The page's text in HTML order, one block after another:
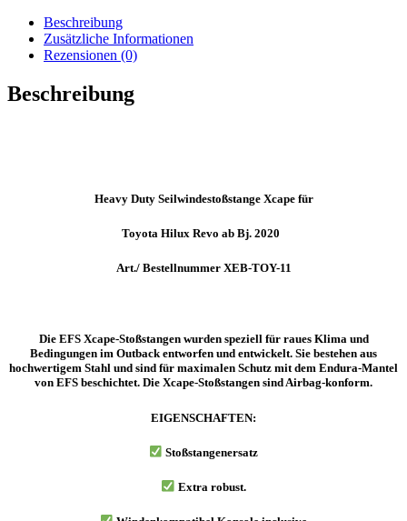
2020
XEB-
11
Menge
Beschreibung
Zusätzliche Informationen
Rezensionen (0)
Beschreibung
Heavy Duty Seilwindestoßstange Xcape für
Toyota Hilux Revo ab Bj. 2020
Art./ Bestellnummer XEB-TOY-11
Die EFS Xcape-Stoßstangen wurden speziell für raues Klima und
Bedingungen im Outback entworfen und entwickelt. Sie bestehen aus
hochwertigem Stahl und sind für maximalen Schutz mit dem Endura-Mantel
von EFS beschichtet. Die Xcape-Stoßstangen sind Airbag-konform.
EIGENSCHAFTEN:
Stoßstangenersatz
Extra robust.